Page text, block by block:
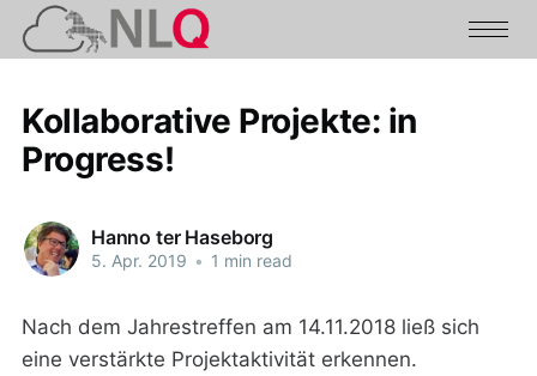
Kollaborative Projekte: in
Progress!
Hanno ter Haseborg
5. Apr. 2019 • 1 min read
Nach dem Jahrestreffen am 14.11.2018 ließ sich
eine verstärkte Projektaktivität erkennen.